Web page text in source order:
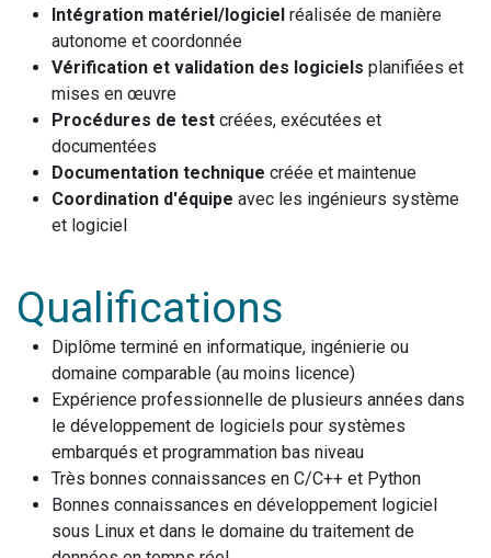
Intégration matériel/logiciel réalisée de manière
autonome et coordonnée
Vérification et validation des logiciels planifiées et
mises en œuvre
Procédures de test créées, exécutées et
documentées
Documentation technique créée et maintenue
Coordination d'équipe avec les ingénieurs système
et logiciel
Qualifications
Diplôme terminé en informatique, ingénierie ou
domaine comparable (au moins licence)
Expérience professionnelle de plusieurs années dans
le développement de logiciels pour systèmes
embarqués et programmation bas niveau
Très bonnes connaissances en C/C++ et Python
Bonnes connaissances en développement logiciel
sous Linux et dans le domaine du traitement de